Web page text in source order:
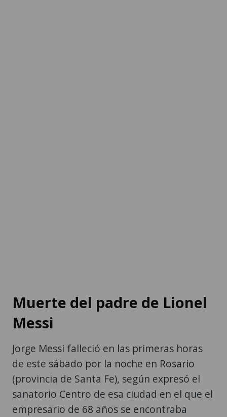
Muerte del padre de Lionel
Messi
Jorge Messi falleció en las primeras horas
de este sábado por la noche en Rosario
(provincia de Santa Fe), según expresó el
sanatorio Centro de esa ciudad en el que el
empresario de 68 años se encontraba